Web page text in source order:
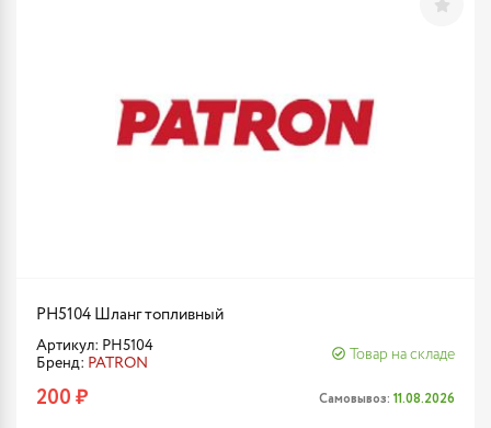
PH5104 Шланг топливный
Артикул: PH5104
Бренд: PATRON
Товар на складе
200 ₽ Самовывоз: 11.08.2026